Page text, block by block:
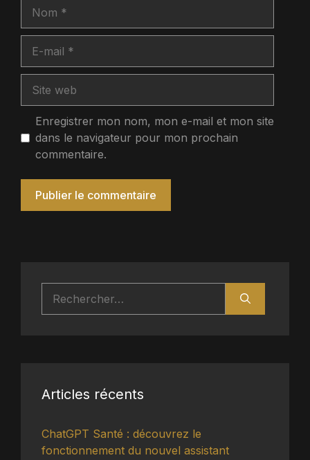
mail
web
Enregistrer mon nom, mon e-mail et mon site
dans le navigateur pour mon prochain
commentaire.
Articles récents
ChatGPT Santé : découvrez le
fonctionnement du nouvel assistant